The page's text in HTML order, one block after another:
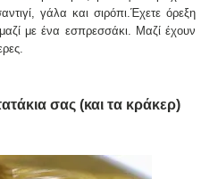
γάλα και σιρόπι.Έχετε όρεξη
με ένα εσπρεσσάκι. Μαζί έχουν
σας (και τα κράκερ)